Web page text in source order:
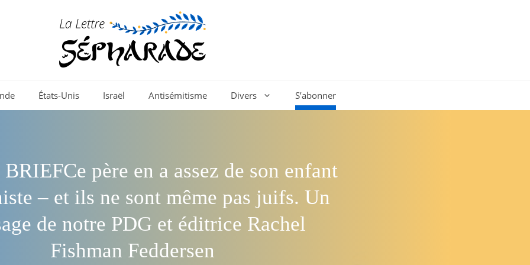
États-Unis Israël Antisémitisme Divers S’abonner
père en a assez de son enfant
– et ils ne sont même pas juifs. Un
de notre PDG et éditrice Rachel
Fishman Feddersen